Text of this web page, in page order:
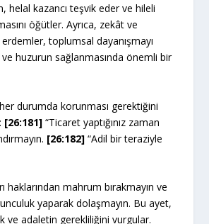
helal kazancı teşvik eder ve hileli
öğütler. Ayrıca, zekât ve
toplumsal dayanışmayı
huzurun sağlanmasında önemli bir
durumda korunması gerektiğini
[26:181]“Ticaret yaptığınız zaman
[26:182]“Adil bir teraziyle
haklarından mahrum bırakmayın ve
yaparak dolaşmayın. Bu ayet,
ve adaletin gerekliliğini vurgular.